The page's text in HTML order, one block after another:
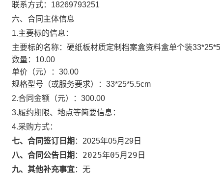
联系方式： 18269793251
六、合同主体信息
1.主要标的信息：
主要标的名称： 硬纸板材质定制档案盒资料盒单个装
数量： 10.00
单价（元）： 30.00
规格型号（或服务要求）： 33*25*5.5cm
2.合同金额（元）： 300.00
3.履约期限、地点等简要信息：
4.采购方式：
七、合同签订日期 ： 2025年05月29日
八、合同公告日期 ： 2025年05月29日
九、其他补充事宜： 无